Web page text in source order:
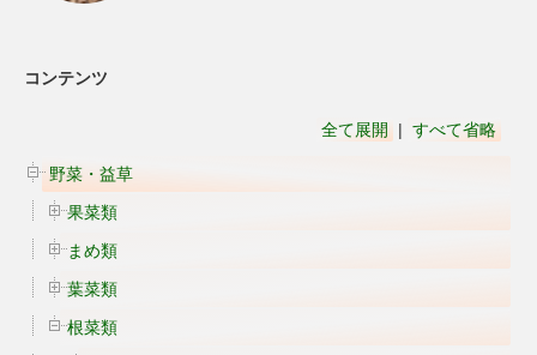
コンテンツ
全て展開 | すべて省略
野菜・益草
果菜類
まめ類
葉菜類
根菜類